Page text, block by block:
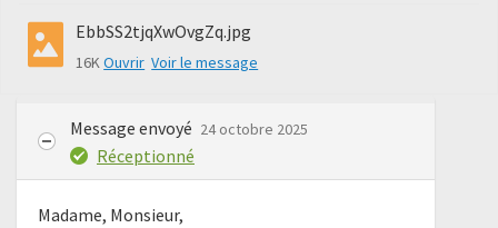
EbbSS2tjqXwOvgZq.jpg
16KOuvrir Voir le message
Message envoyé 24 octobre 2025
Réceptionné
Madame, Monsieur,